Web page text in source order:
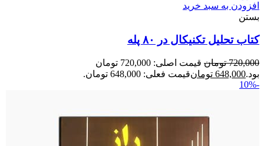
افزودن به سبد خرید
بستن
کتاب تحلیل تکنیکال در ۸۰ پله
720,000 تومان
قیمت اصلی: 720,000 تومان
بود.648,000 تومانقیمت فعلی: 648,000 تومان.
-10%